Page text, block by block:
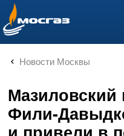
info@mos-gaz.ru
Новости Москвы
Мазиловский
Фили-